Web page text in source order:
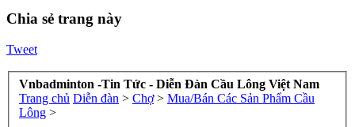
Chia sẻ trang này
Tweet
Vnbadminton -Tin Tức - Diễn Đàn Cầu Lông Việt Nam
Trang chủ Diễn đàn > Chợ > Mua/Bán Các Sản Phẩm Cầu
Lông >